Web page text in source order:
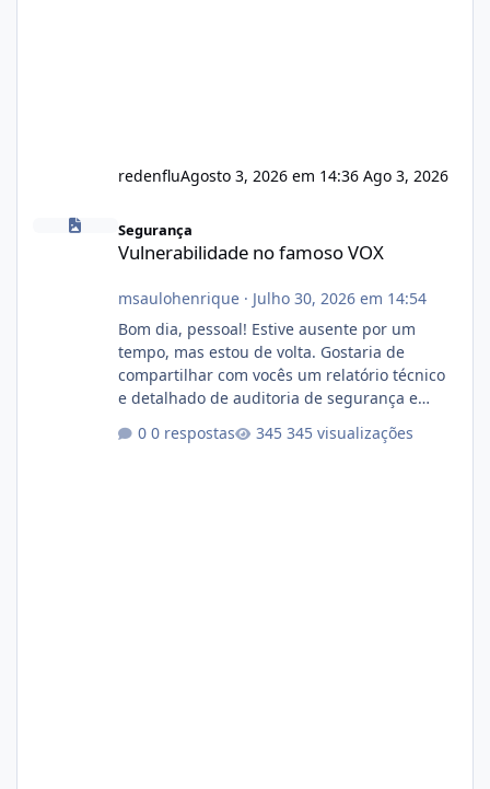
redenfluAgosto 3, 2026 em 14:36 Ago 3, 2026
Vulnerabilidade no famoso VOX
Segurança
Vulnerabilidade no famoso VOX
msaulohenrique· Julho 30, 2026 em 14:54
Bom dia, pessoal! Estive ausente por um
tempo, mas estou de volta. Gostaria de
compartilhar com vocês um relatório técnico
e detalhado de auditoria de segurança e
atualmente em circulação e comercialização
0 respostas 345 visualizações